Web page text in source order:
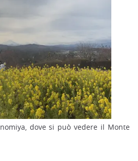
dove si può vedere il Monte